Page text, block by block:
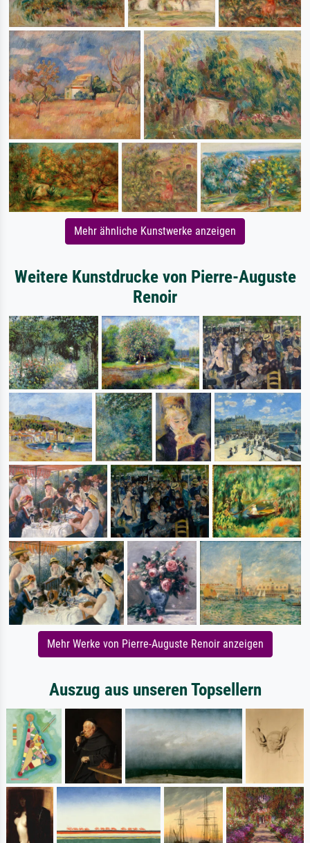
Mehr ähnliche Kunstwerke anzeigen
Weitere Kunstdrucke von Pierre-Auguste
Renoir
Mehr Werke von Pierre-Auguste Renoir anzeigen
Auszug aus unseren Topsellern